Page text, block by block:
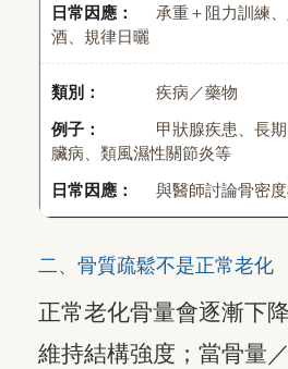
承重＋阻力訓練
酒、規律日曬
疾病／藥物
甲狀腺疾患、長
臟病、類風濕性關節炎等
與醫師討論骨密
二、骨質疏鬆不是正常老化
正常老化骨量會逐漸下
維持結構強度；當骨量